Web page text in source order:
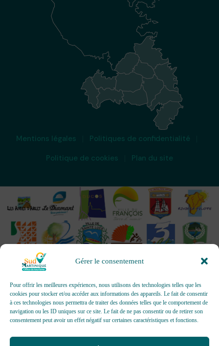
Gérer le consentement
Pour offrir les meilleures expériences, nous utilisons des technologies telles que les
cookies pour stocker et/ou accéder aux informations des appareils. Le fait de consentir
à ces technologies nous permettra de traiter des données telles que le comportement de
navigation ou les ID uniques sur ce site. Le fait de ne pas consentir ou de retirer son
consentement peut avoir un effet négatif sur certaines caractéristiques et fonctions.
Mentions légales
Politiques de confidentialité
Politique de cookies
Plan du site
OFFICES DE TOURISME - Pour les activités d’accueil,
d’information, de promotion/communication, de création et gestion
d’événements